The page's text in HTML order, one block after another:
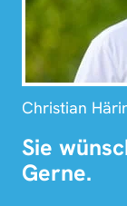
Christian
Sie
Gerne.